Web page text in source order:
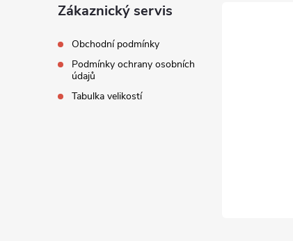
Zákaznický servis
Obchodní podmínky
Podmínky ochrany osobních
údajů
Tabulka velikostí